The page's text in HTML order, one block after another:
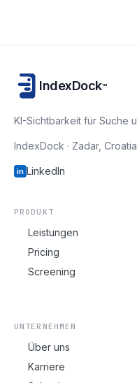
IndexDock™
KI-Sichtbarkeit für Suche
IndexDock · Zadar, Croatia
in LinkedIn
PRODUKT
Leistungen
Pricing
Screening
UNTERNEHMEN
Über uns
Karriere